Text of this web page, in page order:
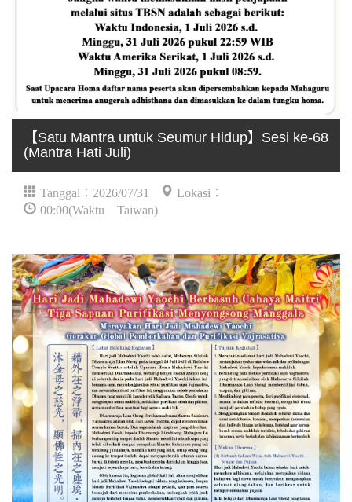
【Satu Mantra untuk Seumur Hidup】Sesi ke-68
(Mantra Hati Juli)
Tanggal：2026/07/31
Lokasi：
00:00(Waktu Taiwan)